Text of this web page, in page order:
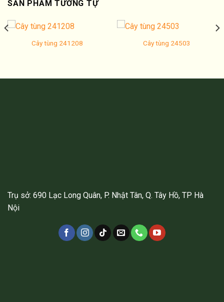
SẢN PHẨM TƯƠNG TỰ
Cây tùng 241208 Cây tùng 24503
Trụ sở: 690 Lạc Long Quân, P. Nhật Tân, Q. Tây Hồ, TP Hà
Nội